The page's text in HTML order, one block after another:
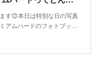
す😊本日は特別な日の写真
アムハードのフォトブッ…